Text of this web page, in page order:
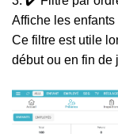
Affiche les
Ce filtre est utile
début ou en fin de